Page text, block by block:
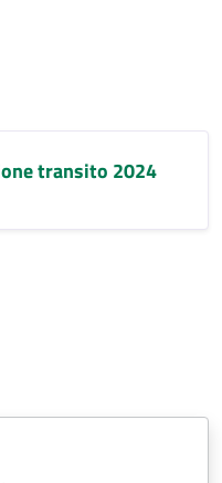
transito 2024